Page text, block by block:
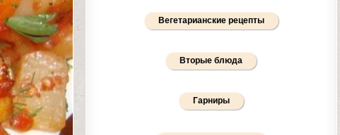
Вегетарианские рецепты
Вторые блюда
Гарниры